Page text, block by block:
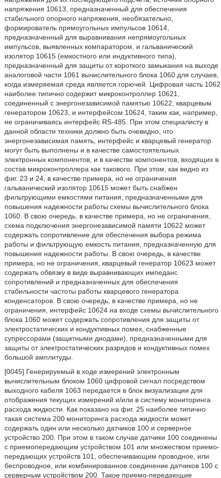
напряжения 10613, предназначенный для обеспечения
стабильного опорного напряжения, необязательно,
формирователь прямоугольных импульсов 10614,
предназначенный для выравнивания непрямоугольных
импульсов, выявленных компаратором, и гальванический
изолятор 10615 (емкостного или индуктивного типа),
предназначенный для защиты от короткого замыкания на выходе
аналоговой части 1061 вычислительного блока 1060 для случаев,
когда измеряемая среда является горючей. Цифровая часть 1062
наиболее типично содержит микроконтроллер 10621,
соединенный с энергонезависимой памятью 10622, кварцевым
генератором 10623, и интерфейсом 10624, таким как, например,
не ограничиваясь интерфейс RS-485. При этом специалисту в
данной области техники должно быть очевидно, что
энергонезависимая память, интерфейс и кварцевый генератор
могут быть выполнены и в качестве самостоятельных
электронных компонентов, и в качестве компонентов, входящих в
состав микроконтроллера как такового. При этом, как видно из
фиг. 23 и 24, в качестве примера, но не ограничения
гальванический изолятор 10615 может быть снабжен
фильтрующими емкостями питания, предназначенными для
повышения надежности работы схемы вычислительного блока
1060. В свою очередь, в качестве примера, но не ограничения,
схема подключения энергонезависимой памяти 10622 может
содержать сопротивление для обеспечения выбора режима
работы и фильтрующую емкость питания, предназначенную для
повышения надежности работы. В свою очередь, в качестве
примера, но не ограничения, кварцевый генератор 10623 может
содержать обвязку в виде выравнивающих импеданс
сопротивлений и предназначенных для обеспечения
стабильности частоты работы кварцевого генератора
конденсаторов. В свою очередь, в качестве примера, но не
ограничения, интерфейс 10624 на входе схемы вычислительного
блока 1060 может содержать сопротивления для защиты от
электростатических и кондуктивных помех, снабженные
супрессорами (защитными диодами), предназначенными для
защиты от электростатических разрядов и кондуктивных помех
большой амплитуды.
[0045] Генерируемый в ходе измерений электронным
вычислительным блоком 1060 цифровой сигнал посредством
выходного кабеля 1063 передается в блок визуализации для
отображения текущих измерений и/или в систему мониторинга
расхода жидкости. Как показано на фиг. 25 наиболее типично
такая система 200 мониторинга расхода жидкости может
содержать один или несколько датчиков 100 и серверное
устройство 200. При этом в таком случае датчики 100 соединены
с приемопередающим устройством 101 или множеством приемо-
передающих устройств 101, обеспечивающим проводное, или
беспроводное, или комбинированное соединение датчиков 100 с
серверным устройством 200. Такое приемо-передающие